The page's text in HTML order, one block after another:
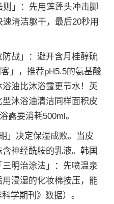
」：先用莲蓬头冲击脚
清洁躯干，最后20秒用
战」：避开含月桂醇硫
」，推荐pH5.5的氨基酸
油比沐浴露更节水！英
沐浴油清洁同样面积皮
露要消耗500ml。
」决定保湿成败。当皮
神经酰胺的乳液。韩国
明治涂法」：先喷温泉
浸湿的化妆棉按压，能
学期刊》数据）。